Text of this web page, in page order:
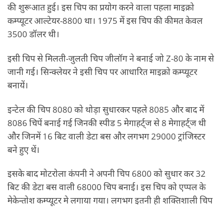
की शुरूआत हुई। इस चिप का प्रयोग करने वाला पहला माइक्रो
कम्‍प्‍यूटर आल्‍टेयर-8800 था। 1975 में इस चिप की कीमत केवल
3500 डॉलर थी।
इसी‍ चिप से मिलती-जुलती चिप जीलॉग ने बनाई जो Z-80 के नाम से
जानी गई। सिन्‍क्‍लेयर ने इसी चिप पर आधारित माइक्रो कम्‍प्‍यूटर
बनायें।
इन्‍टेल की चिप 8080 को थोड़ा सुधारकर पहले 8085 और बाद में
8086 चिपें बनाई गई जिनकी स्‍पीड 5 मेगाहर्ट्ज से 8 मेगाहर्ट्ज थी
और जिनमें 16 बिट वाली डेटा बस और लगभग 29000 ट्रांजिस्‍टर
बने हुए थें।
इसके बाद मोटरोला कंपनी ने अपनी चिप 6800 को सुधार कर 32
बिट की डेटा बस वाली 68000 चिप बनाई। इस चिप को एप्‍पल के
मेकेन्‍तोश कम्‍प्‍यूटर मे लगाया गया। लगभग इतनी ही शक्तिशाली चिप